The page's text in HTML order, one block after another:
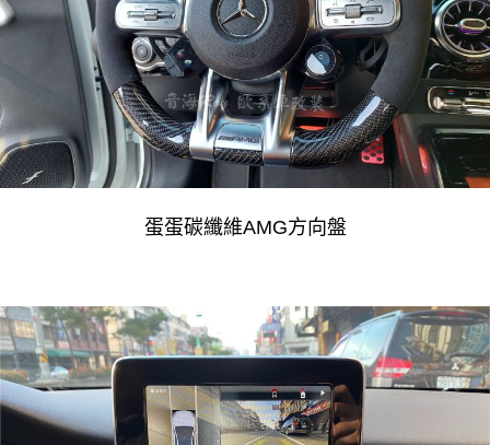
蛋蛋碳纖維AMG方向盤